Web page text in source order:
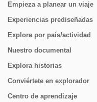
Empieza a planear un viaje
Experiencias prediseñadas
Explora por país/actividad
Nuestro documental
Explora historias
Conviértete en explorador
Centro de aprendizaje